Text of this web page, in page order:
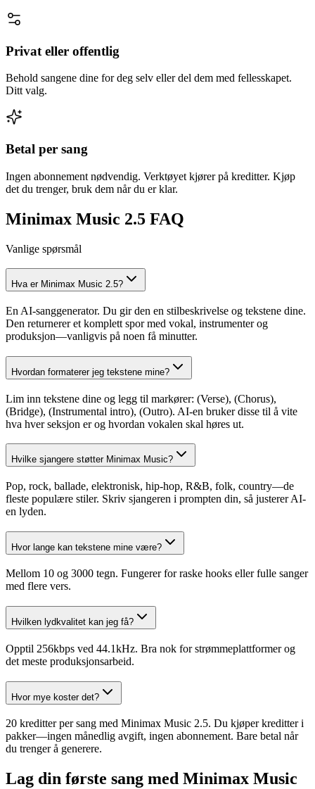
Privat eller offentlig
Behold sangene dine for deg selv eller del dem med fellesskapet.
Ditt valg.
Betal per sang
Ingen abonnement nødvendig. Verktøyet kjører på kreditter. Kjøp
det du trenger, bruk dem når du er klar.
Minimax Music 2.5 FAQ
Vanlige spørsmål
Hva er Minimax Music 2.5?
En AI-sanggenerator. Du gir den en stilbeskrivelse og tekstene dine.
Den returnerer et komplett spor med vokal, instrumenter og
produksjon—vanligvis på noen få minutter.
Hvordan formaterer jeg tekstene mine?
Lim inn tekstene dine og legg til markører: (Verse), (Chorus),
(Bridge), (Instrumental intro), (Outro). AI-en bruker disse til å vite
hva hver seksjon er og hvordan vokalen skal høres ut.
Hvilke sjangere støtter Minimax Music?
Pop, rock, ballade, elektronisk, hip-hop, R&B, folk, country—de
fleste populære stiler. Skriv sjangeren i prompten din, så justerer AI-
en lyden.
Hvor lange kan tekstene mine være?
Mellom 10 og 3000 tegn. Fungerer for raske hooks eller fulle sanger
med flere vers.
Hvilken lydkvalitet kan jeg få?
Opptil 256kbps ved 44.1kHz. Bra nok for strømmeplattformer og
det meste produksjonsarbeid.
Hvor mye koster det?
20 kreditter per sang med Minimax Music 2.5. Du kjøper kreditter i
pakker—ingen månedlig avgift, ingen abonnement. Bare betal når
du trenger å generere.
Lag din første sang med Minimax Music